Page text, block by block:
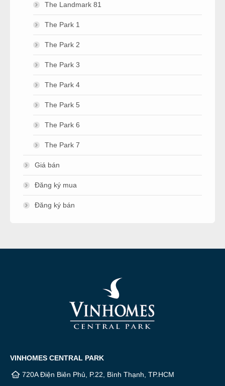
The Landmark 81
The Park 1
The Park 2
The Park 3
The Park 4
The Park 5
The Park 6
The Park 7
Giá bán
Đăng ký mua
Đăng ký bán
VINHOMES CENTRAL PARK
720A Điện Biên Phủ, P.22, Bình Thạnh, TP.HCM